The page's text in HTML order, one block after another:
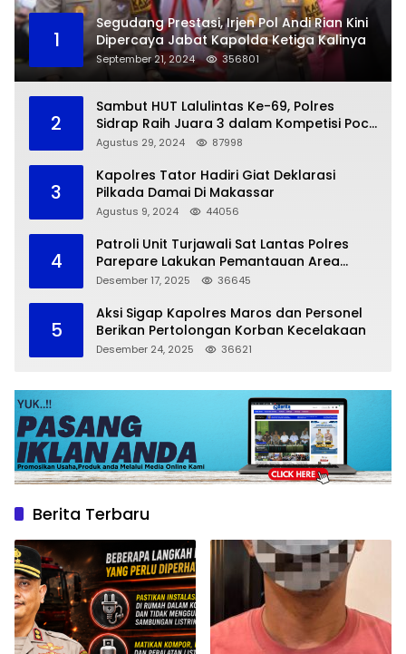
1
Segudang Prestasi, Irjen Pol Andi Rian Kini
Dipercaya Jabat Kapolda Ketiga Kalinya
September 21, 2024 356801
2
Sambut HUT Lalulintas Ke-69, Polres
Sidrap Raih Juara 3 dalam Kompetisi Pocil
Zona 5
Agustus 29, 2024 87998
3
Kapolres Tator Hadiri Giat Deklarasi
Pilkada Damai Di Makassar
Agustus 9, 2024 44056
4
Patroli Unit Turjawali Sat Lantas Polres
Parepare Lakukan Pemantauan Area
Larangan Parkir
Desember 17, 2025 36645
5
Aksi Sigap Kapolres Maros dan Personel
Berikan Pertolongan Korban Kecelakaan
Desember 24, 2025 36621
Berita Terbaru